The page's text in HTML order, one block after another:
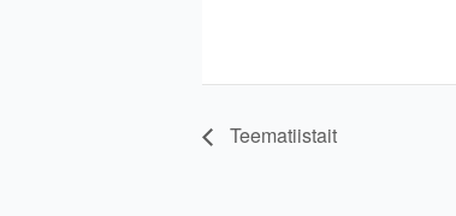
Teematiistait